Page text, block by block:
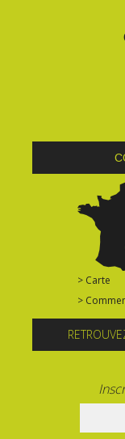
> Carte
>